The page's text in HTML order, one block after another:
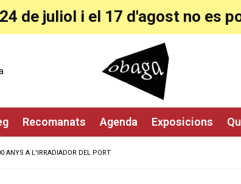
de juliol i el 17 d'agost no es
Recomanats Agenda Exposicions
ANYS A L'IRRADIADOR DEL PORT